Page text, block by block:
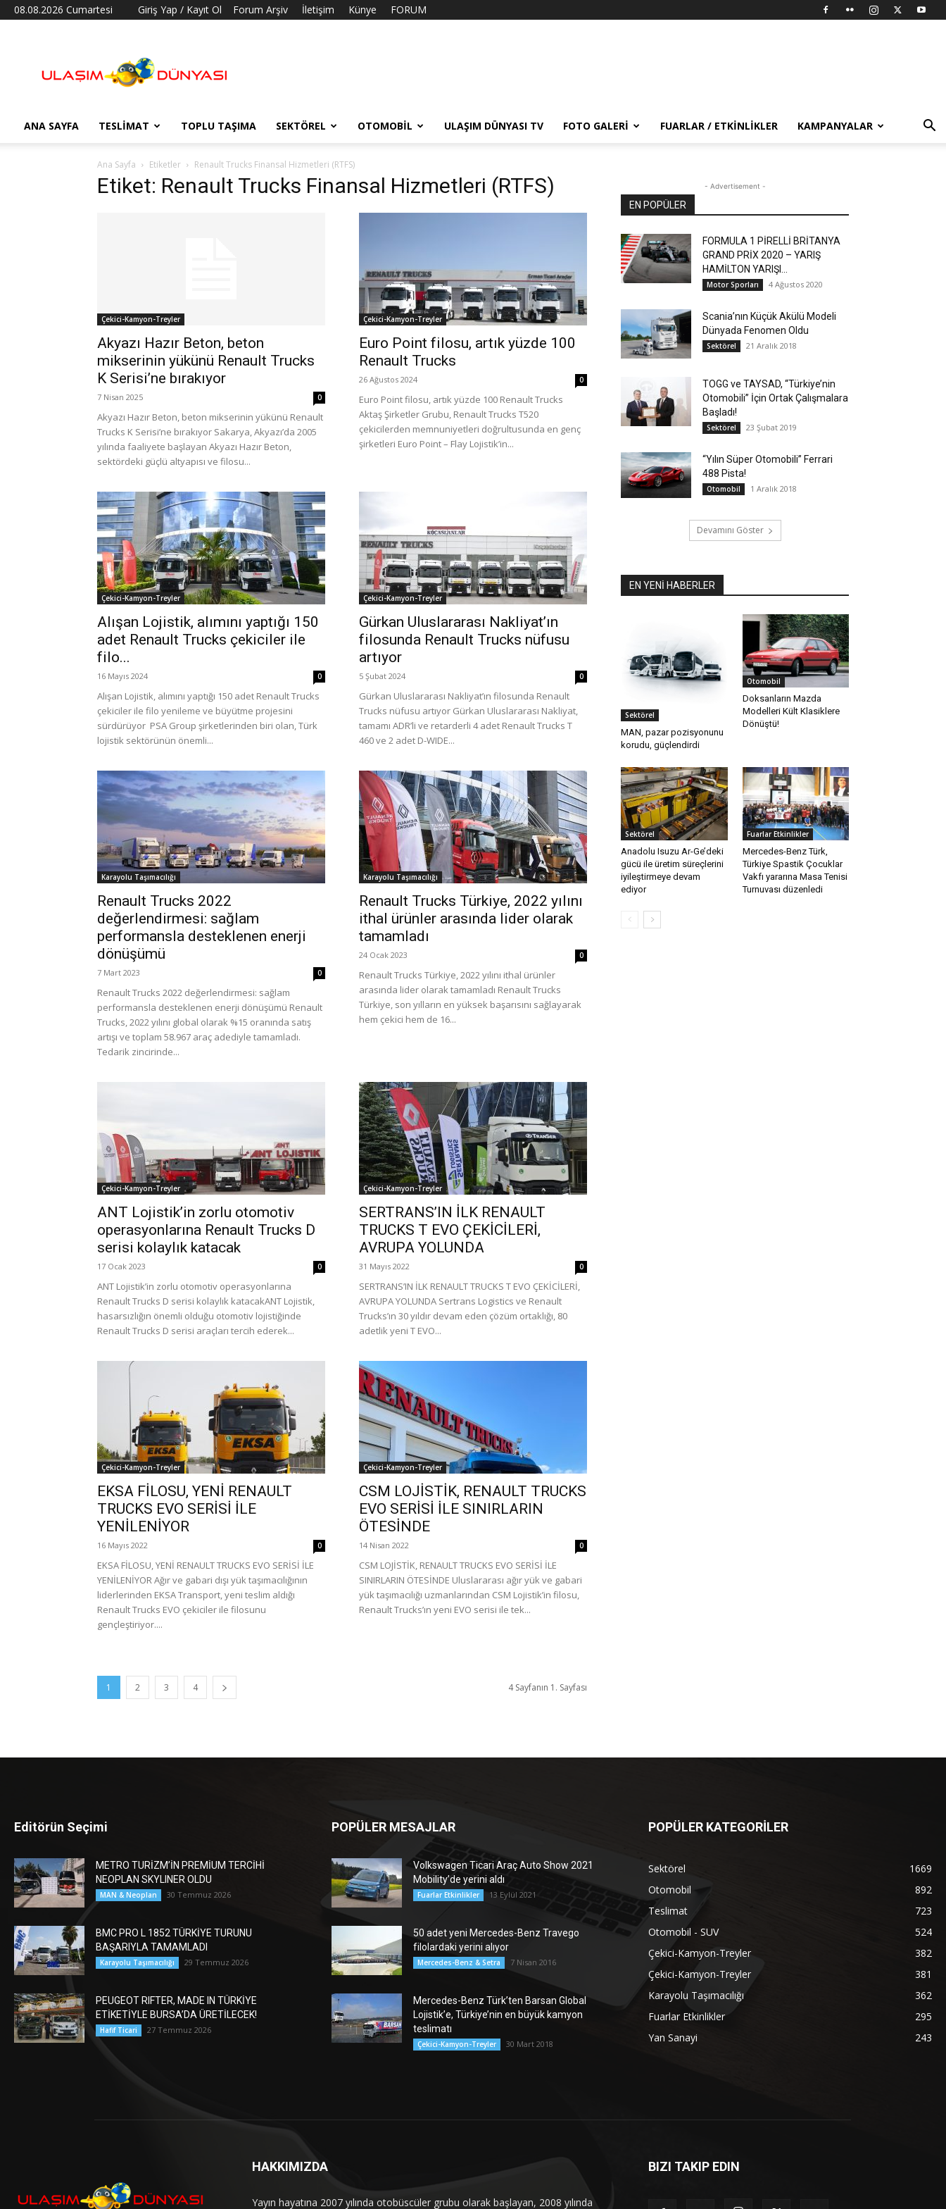
08.08.2026 Cumartesi Giriş Yap / Kayıt Ol Forum Arşiv İletişim Künye FORUM
Dünyası
ANA SAYFA TESLIMAT TOPLU TAŞIMA SEKTÖREL OTOMOBIL ULAŞIM DÜNYASI TV FOTO GALERI FUARLAR / ETKINLIKLER KAMPANYALAR
Ana Sayfa Etiketler Renault Trucks Finansal Hizmetleri (RTFS)
Etiket: Renault Trucks Finansal Hizmetleri (RTFS)
Çekici-Kamyon-Treyler
Akyazı Hazır Beton, beton
mikserinin yükünü Renault Trucks
K Serisi’ne bırakıyor
7 Nisan 2025 0
Akyazı Hazır Beton, beton mikserinin yükünü Renault
Trucks K Serisi’ne bırakıyor Sakarya, Akyazı’da 2005
yılında faaliyete başlayan Akyazı Hazır Beton,
sektördeki güçlü altyapısı ve filosu...
Çekici-Kamyon-Treyler
Euro Point filosu, artık yüzde 100
Renault Trucks
26 Ağustos 2024 0
Euro Point filosu, artık yüzde 100 Renault Trucks
Aktaş Şirketler Grubu, Renault Trucks T520
çekicilerden memnuniyetleri doğrultusunda en genç
şirketleri Euro Point – Flay Lojistik’in...
Çekici-Kamyon-Treyler
Alışan Lojistik, alımını yaptığı 150
adet Renault Trucks çekiciler ile
filo...
16 Mayıs 2024 0
Alışan Lojistik, alımını yaptığı 150 adet Renault Trucks
çekiciler ile filo yenileme ve büyütme projesini
sürdürüyor PSA Group şirketlerinden biri olan, Türk
lojistik sektörünün önemli...
Çekici-Kamyon-Treyler
Gürkan Uluslararası Nakliyat’ın
filosunda Renault Trucks nüfusu
artıyor
5 Şubat 2024 0
Gürkan Uluslararası Nakliyat’ın filosunda Renault
Trucks nüfusu artıyor Gürkan Uluslararası Nakliyat,
tamamı ADR’li ve retarderli 4 adet Renault Trucks T
460 ve 2 adet D-WIDE...
Karayolu Taşımacılığı
Renault Trucks 2022
değerlendirmesi: sağlam
performansla desteklenen enerji
dönüşümü
7 Mart 2023 0
Renault Trucks 2022 değerlendirmesi: sağlam
performansla desteklenen enerji dönüşümü Renault
Trucks, 2022 yılını global olarak %15 oranında satış
artışı ve toplam 58.967 araç adediyle tamamladı.
Tedarik zincirinde...
Karayolu Taşımacılığı
Renault Trucks Türkiye, 2022 yılını
ithal ürünler arasında lider olarak
tamamladı
24 Ocak 2023 0
Renault Trucks Türkiye, 2022 yılını ithal ürünler
arasında lider olarak tamamladı Renault Trucks
Türkiye, son yılların en yüksek başarısını sağlayarak
hem çekici hem de 16...
Çekici-Kamyon-Treyler
ANT Lojistik’in zorlu otomotiv
operasyonlarına Renault Trucks D
serisi kolaylık katacak
17 Ocak 2023 0
ANT Lojistik’in zorlu otomotiv operasyonlarına
Renault Trucks D serisi kolaylık katacakANT Lojistik,
hasarsızlığın önemli olduğu otomotiv lojistiğinde
Renault Trucks D serisi araçları tercih ederek...
Çekici-Kamyon-Treyler
SERTRANS’IN İLK RENAULT
TRUCKS T EVO ÇEKİCİLERİ,
AVRUPA YOLUNDA
31 Mayıs 2022 0
SERTRANS’IN İLK RENAULT TRUCKS T EVO ÇEKİCİLERİ,
AVRUPA YOLUNDA Sertrans Logistics ve Renault
Trucks’ın 30 yıldır devam eden çözüm ortaklığı, 80
adetlik yeni T EVO...
Çekici-Kamyon-Treyler
EKSA FİLOSU, YENİ RENAULT
TRUCKS EVO SERİSİ İLE
YENİLENİYOR
16 Mayıs 2022 0
EKSA FİLOSU, YENİ RENAULT TRUCKS EVO SERİSİ İLE
YENİLENİYOR Ağır ve gabari dışı yük taşımacılığının
liderlerinden EKSA Transport, yeni teslim aldığı
Renault Trucks EVO çekiciler ile filosunu
gençleştiriyor....
Çekici-Kamyon-Treyler
CSM LOJİSTİK, RENAULT TRUCKS
EVO SERİSİ İLE SINIRLARIN
ÖTESİNDE
14 Nisan 2022 0
CSM LOJİSTİK, RENAULT TRUCKS EVO SERİSİ İLE
SINIRLARIN ÖTESİNDE Uluslararası ağır yük ve gabari
yük taşımacılığı uzmanlarından CSM Lojistik’in filosu,
Renault Trucks’ın yeni EVO serisi ile tek...
1 2 3 4 4 Sayfanın 1. Sayfası
- Advertisement -
EN POPÜLER
FORMULA 1 PİRELLİ BRİTANYA
GRAND PRİX 2020 – YARIŞ
HAMİLTON YARIŞI...
Motor Sporları 4 Ağustos 2020
Scania’nın Küçük Akülü Modeli
Dünyada Fenomen Oldu
Sektörel 21 Aralık 2018
TOGG ve TAYSAD, “Türkiye’nin
Otomobili” İçin Ortak Çalışmalara
Başladı!
Sektörel 23 Şubat 2019
“Yılın Süper Otomobili” Ferrari
488 Pista!
Otomobil 1 Aralık 2018
Devamını Göster
EN YENİ HABERLER
Sektörel
MAN, pazar pozisyonunu
korudu, güçlendirdi
Otomobil
Doksanların Mazda
Modelleri Kült Klasiklere
Dönüştü!
Sektörel
Anadolu Isuzu Ar-Ge’deki
gücü ile üretim süreçlerini
iyileştirmeye devam
ediyor
Fuarlar Etkinlikler
Mercedes-Benz Türk,
Türkiye Spastik Çocuklar
Vakfı yararına Masa Tenisi
Turnuvası düzenledi
Editörün Seçimi
METRO TURİZM’İN PREMİUM TERCİHİ
NEOPLAN SKYLINER OLDU
MAN & Neoplan 30 Temmuz 2026
BMC PRO L 1852 TÜRKİYE TURUNU
BAŞARIYLA TAMAMLADI
Karayolu Taşımacılığı 29 Temmuz 2026
PEUGEOT RIFTER, MADE IN TÜRKİYE
ETİKETİYLE BURSA’DA ÜRETİLECEK!
Hafif Ticari 27 Temmuz 2026
POPÜLER MESAJLAR
Volkswagen Ticari Araç Auto Show 2021
Mobility’de yerini aldı
Fuarlar Etkinlikler 13 Eylül 2021
50 adet yeni Mercedes-Benz Travego
filolardaki yerini alıyor
Mercedes-Benz & Setra 7 Nisan 2016
Mercedes-Benz Türk’ten Barsan Global
Lojistik’e, Türkiye’nin en büyük kamyon
teslimatı
Çekici-Kamyon-Treyler 30 Mart 2018
POPÜLER KATEGORİLER
Sektörel
1669
Otomobil
892
Teslimat
723
Otomobil - SUV
524
Çekici-Kamyon-Treyler
382
Çekici-Kamyon-Treyler
381
Karayolu Taşımacılığı
362
Fuarlar Etkinlikler
295
Yan Sanayi
243
HAKKIMIZDA
Yayın hayatına 2007 yılında otobüscüler grubu olarak başlayan, 2008 yılında
BIZI TAKIP EDIN